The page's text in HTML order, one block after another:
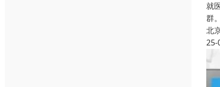
就
群
北
25-